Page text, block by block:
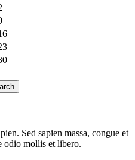
Sed sapien massa, congue et
odio mollis et libero.